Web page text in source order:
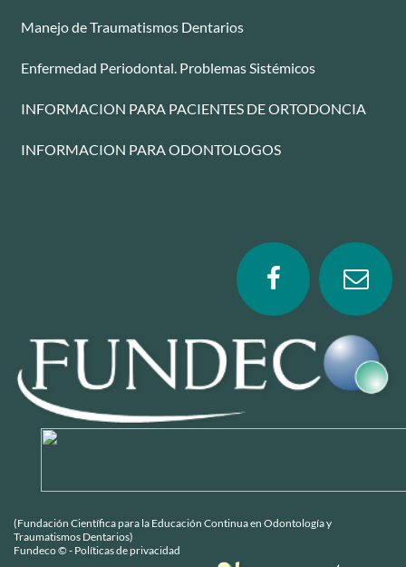
Manejo de Traumatismos Dentarios
Enfermedad Periodontal. Problemas Sistémicos
INFORMACION PARA PACIENTES DE ORTODONCIA
INFORMACION PARA ODONTOLOGOS
(Fundación Científica para la Educación Continua en Odontología y
Traumatismos Dentarios)
Fundeco © - Políticas de privacidad